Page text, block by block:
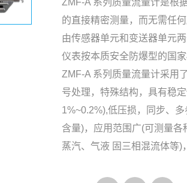
ZMF-A 系列质量流量计是根
的直接精密测量，而无需任
由传感器单元和变送器单元两
仪表按本质安全防爆型的国
ZMF-A 系列质量流量计采用
号处理，特殊结构，具有稳
1%~0.2%),低压损，同步、
含量)，应用范围广(可测量各
蒸汽、气液 固三相混流体等